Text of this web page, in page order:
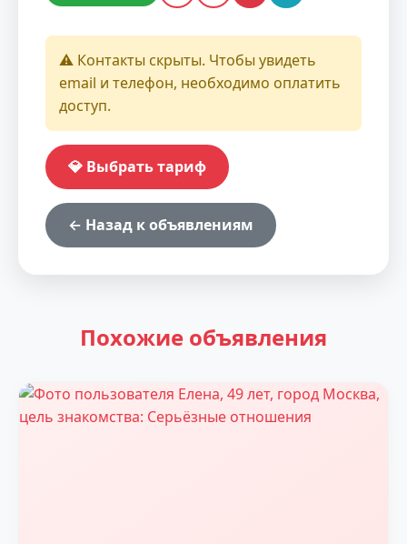
⚠️ Контакты скрыты. Чтобы увидеть
email и телефон, необходимо оплатить
доступ.
💎 Выбрать тариф
← Назад к объявлениям
Похожие объявления